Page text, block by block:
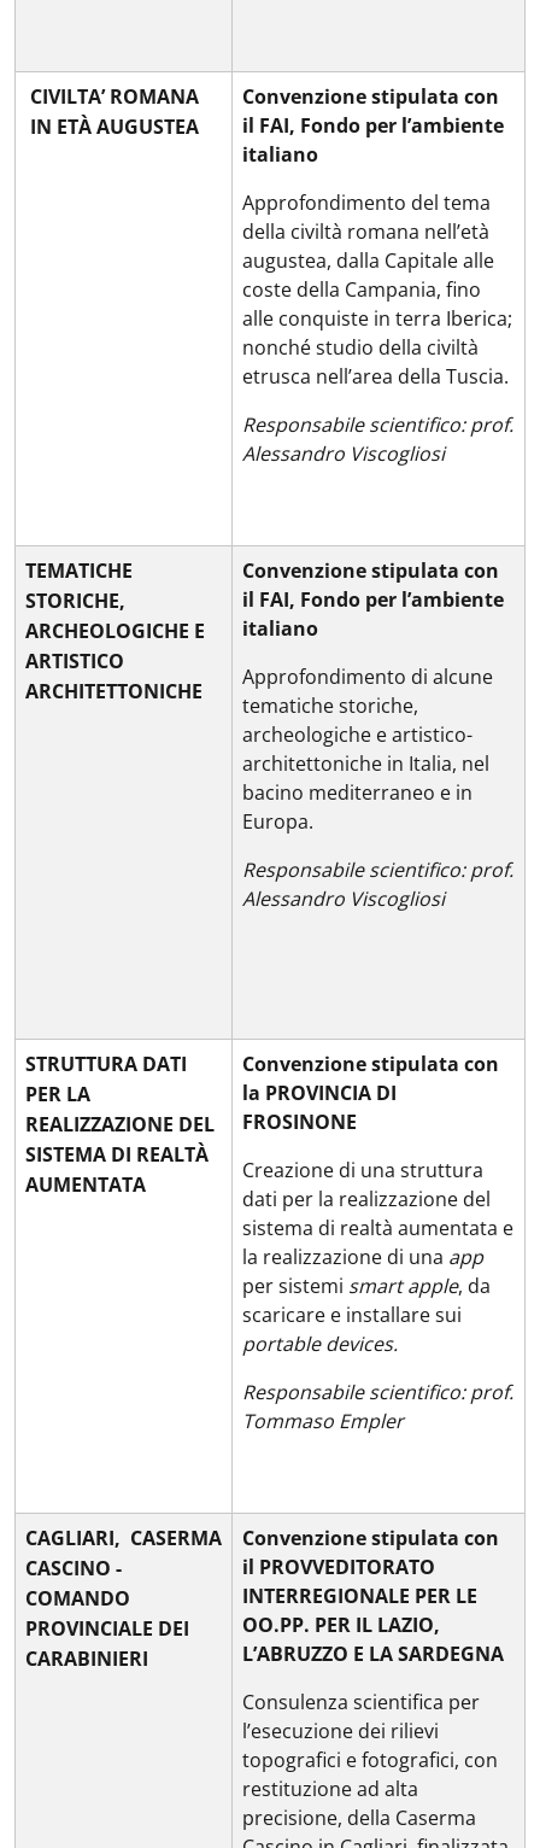
CIVILTA’ ROMANA
IN ETÀ AUGUSTEA
Convenzione stipulata con
il FAI, Fondo per l’ambiente
italiano
Approfondimento del tema
della civiltà romana nell’età
augustea, dalla Capitale alle
coste della Campania, fino
alle conquiste in terra Iberica;
nonché studio della civiltà
etrusca nell’area della Tuscia.
Responsabile scientifico: prof.
Alessandro Viscogliosi
TEMATICHE
STORICHE,
ARCHEOLOGICHE E
ARTISTICO
ARCHITETTONICHE
Convenzione stipulata con
il FAI, Fondo per l’ambiente
italiano
Approfondimento di alcune
tematiche storiche,
archeologiche e artistico-
architettoniche in Italia, nel
bacino mediterraneo e in
Europa.
Responsabile scientifico: prof.
Alessandro Viscogliosi
STRUTTURA DATI
PER LA
REALIZZAZIONE DEL
SISTEMA DI REALTÀ
AUMENTATA
Convenzione stipulata con
la PROVINCIA DI
FROSINONE
Creazione di una struttura
dati per la realizzazione del
sistema di realtà aumentata e
la realizzazione di una app
per sistemi smart apple, da
scaricare e installare sui
portable devices.
Responsabile scientifico: prof.
Tommaso Empler
CAGLIARI, CASERMA
CASCINO -
COMANDO
PROVINCIALE DEI
CARABINIERI
Convenzione stipulata con
il PROVVEDITORATO
INTERREGIONALE PER LE
OO.PP. PER IL LAZIO,
L’ABRUZZO E LA SARDEGNA
Consulenza scientifica per
l’esecuzione dei rilievi
topografici e fotografici, con
restituzione ad alta
precisione, della Caserma